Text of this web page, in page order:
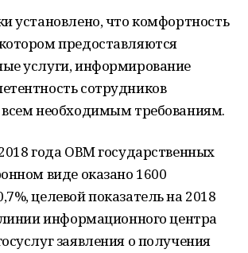
установлено, что ком­фортность
предо­ставляются
услуги, ин­формирование
сотрудников
всем необходи­мым требованиям.
года ОВМ государ­ственных
виде оказа­но 1600
целевой пока­затель на 2018
инфор­мационного центра
заявления о получения